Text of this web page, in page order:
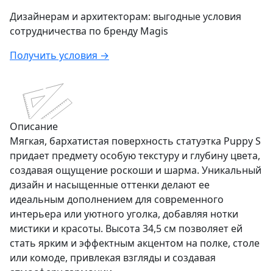
Дизайнерам и архитекторам: выгодные условия
сотрудничества по бренду Magis
Получить условия →
Описание
Мягкая, бархатистая поверхность статуэтка Puppy S
придает предмету особую текстуру и глубину цвета,
создавая ощущение роскоши и шарма. Уникальный
дизайн и насыщенные оттенки делают ее
идеальным дополнением для современного
интерьера или уютного уголка, добавляя нотки
мистики и красоты. Высота 34,5 см позволяет ей
стать ярким и эффектным акцентом на полке, столе
или комоде, привлекая взгляды и создавая